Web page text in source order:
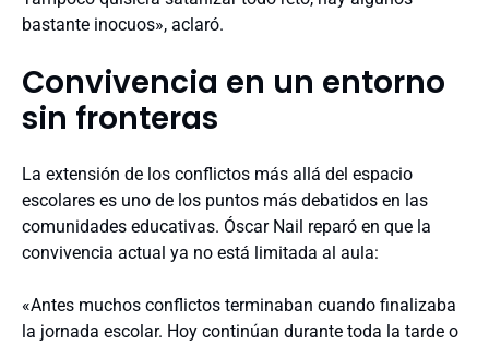
bastante inocuos», aclaró.
Convivencia en un entorno
sin fronteras
La extensión de los conflictos más allá del espacio
escolares es uno de los puntos más debatidos en las
comunidades educativas. Óscar Nail reparó en que la
convivencia actual ya no está limitada al aula:
«Antes muchos conflictos terminaban cuando finalizaba
la jornada escolar. Hoy continúan durante toda la tarde o